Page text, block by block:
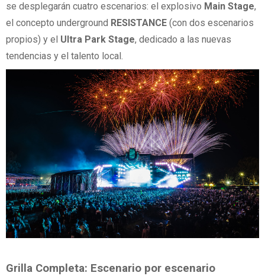
se desplegarán cuatro escenarios: el explosivo Main Stage,
el concepto underground RESISTANCE (con dos escenarios
propios) y el Ultra Park Stage, dedicado a las nuevas
tendencias y el talento local.
Grilla Completa: Escenario por escenario